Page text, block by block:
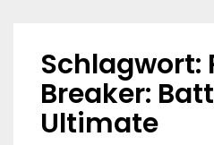
Schlagwort:
Breaker:
Ultimate